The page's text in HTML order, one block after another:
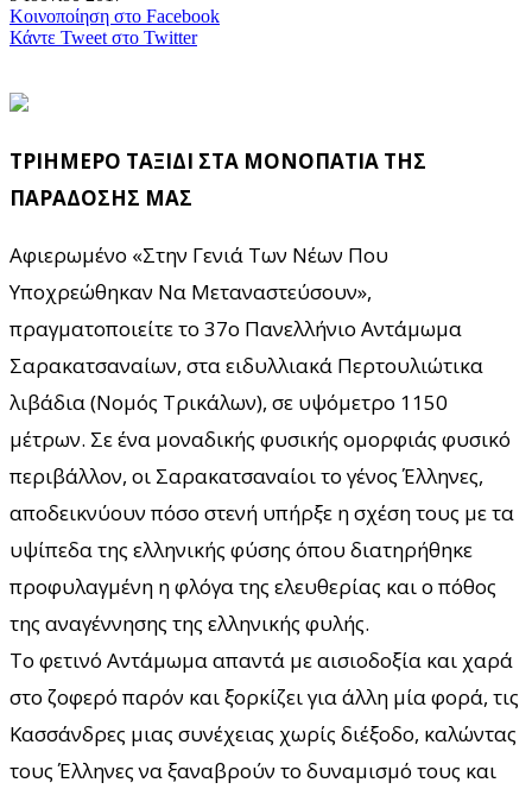
Κοινοποίηση στο Facebook
Κάντε Tweet στο Twitter
ΤΡΙΗΜΕΡΟ ΤΑΞΙΔΙ ΣΤΑ ΜΟΝΟΠΑΤΙΑ ΤΗΣ
ΠΑΡΑΔΟΣΗΣ ΜΑΣ
Αφιερωμένο «Στην Γενιά Των Νέων Που
Υποχρεώθηκαν Να Μεταναστεύσουν»,
πραγματοποιείτε το 37ο Πανελλήνιο Αντάμωμα
Σαρακατσαναίων, στα ειδυλλιακά Περτουλιώτικα
λιβάδια (Νομός Τρικάλων), σε υψόμετρο 1150
μέτρων. Σε ένα μοναδικής φυσικής ομορφιάς φυσικό
περιβάλλον, οι Σαρακατσαναίοι το γένος Έλληνες,
αποδεικνύουν πόσο στενή υπήρξε η σχέση τους με τα
υψίπεδα της ελληνικής φύσης όπου διατηρήθηκε
προφυλαγμένη η φλόγα της ελευθερίας και ο πόθος
της αναγέννησης της ελληνικής φυλής.
Το φετινό Αντάμωμα απαντά με αισιοδοξία και χαρά
στο ζοφερό παρόν και ξορκίζει για άλλη μία φορά, τις
Κασσάνδρες μιας συνέχειας χωρίς διέξοδο, καλώντας
τους Έλληνες να ξαναβρούν το δυναμισμό τους και